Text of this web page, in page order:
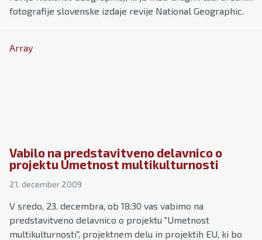
fotografije slovenske izdaje revije National Geographic.
Array
Vabilo na predstavitveno delavnico o
projektu Umetnost multikulturnosti
21. december 2009
V sredo, 23. decembra, ob 18:30 vas vabimo na
predstavitveno delavnico o projektu "Umetnost
multikulturnosti", projektnem delu in projektih EU, ki bo